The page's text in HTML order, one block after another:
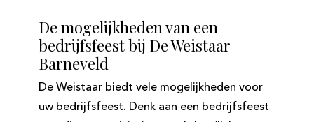
De mogelijkheden van een
bedrijfsfeest bij De Weistaar
Barneveld
De Weistaar biedt vele mogelijkheden voor
uw bedrijfsfeest. Denk aan een bedrijfsfeest